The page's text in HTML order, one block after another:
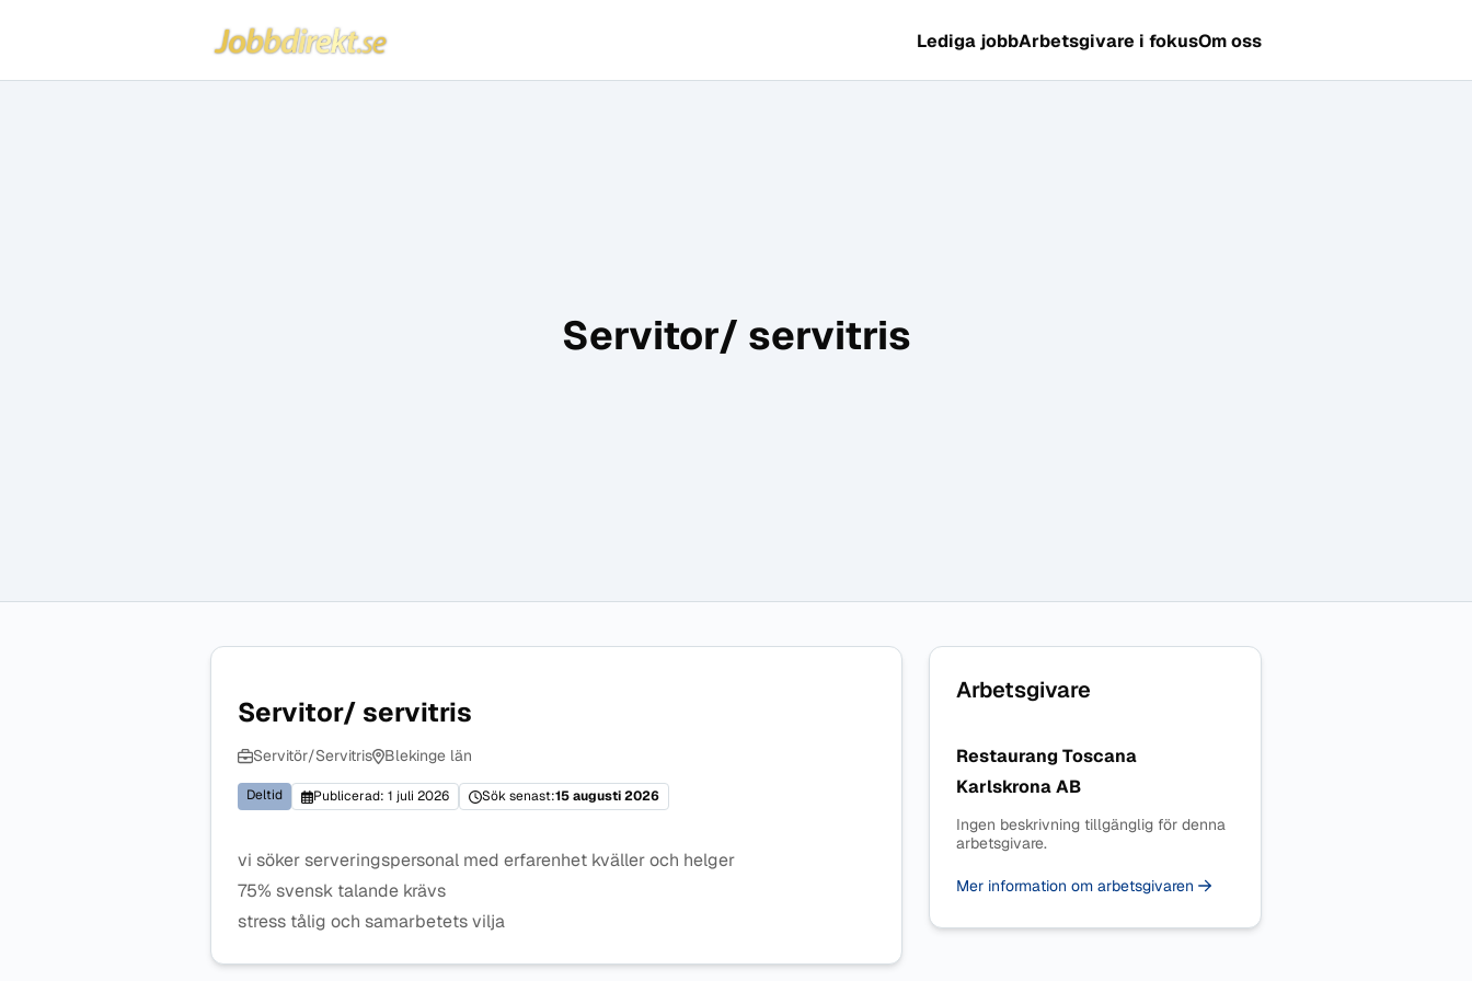
Hoppa till innehåll
Jobbdirekt Lediga jobbArbetsgivare i fokusOm oss
Servitor/ servitris
Servitor/ servitris
Servitör/Servitris Blekinge län
Deltid Publicerad: 1 juli 2026 Sök senast:15 augusti 2026
vi söker serveringspersonal med erfarenhet kväller och helger
75% svensk talande krävs
stress tålig och samarbetets vilja
Arbetsgivare
Restaurang Toscana
Karlskrona AB
Ingen beskrivning tillgänglig för denna
arbetsgivare.
Mer information om arbetsgivaren